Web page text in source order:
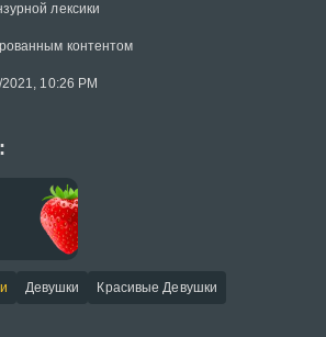
лексики
контентом
10:26 PM
Девушки Красивые Девушки